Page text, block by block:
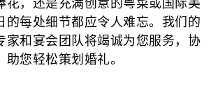
的每处细节都应令人难忘。我们的
家和宴会团队将竭诚为您服务，协
助您轻松策划婚礼。